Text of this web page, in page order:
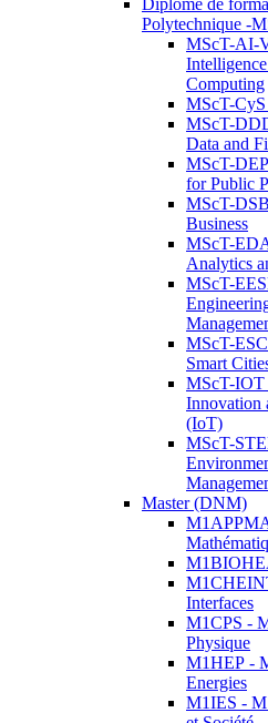
Diplôme de
Polytechnique -
MScT-AI-
Computing
MScT-
MScT-
Data and
MScT-
for Public
MScT-
Business
MScT-
Analytics
MScT-
MScT-
Smart
MScT-IOT
Innovation
(IoT)
MScT-
Master (DNM)
Interfaces
M1CPS -
Physique
M1HEP -
Energies
M1IES -